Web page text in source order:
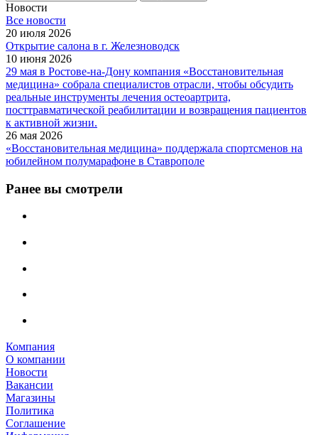
Новости
Все новости
20 июля 2026
Открытие салона в г. Железноводск
10 июня 2026
29 мая в Ростове-на-Дону компания «Восстановительная
медицина» собрала специалистов отрасли, чтобы обсудить
реальные инструменты лечения остеоартрита,
посттравматической реабилитации и возвращения пациентов
к активной жизни.
26 мая 2026
«Восстановительная медицина» поддержала спортсменов на
юбилейном полумарафоне в Ставрополе
Ранее вы смотрели
Компания
О компании
Новости
Вакансии
Магазины
Политика
Соглашение